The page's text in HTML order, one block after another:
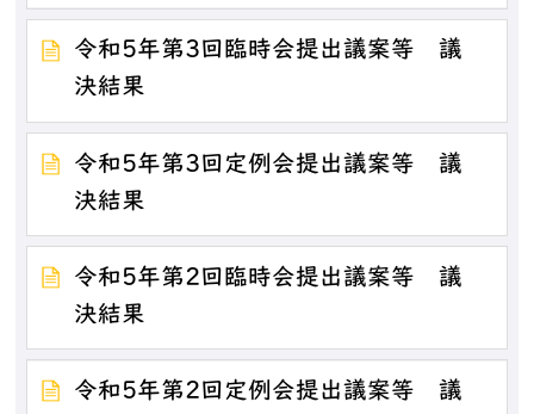
令和5年第3回臨時会提出議案等 議
決結果
令和5年第3回定例会提出議案等 議
決結果
令和5年第2回臨時会提出議案等 議
決結果
令和5年第2回定例会提出議案等 議